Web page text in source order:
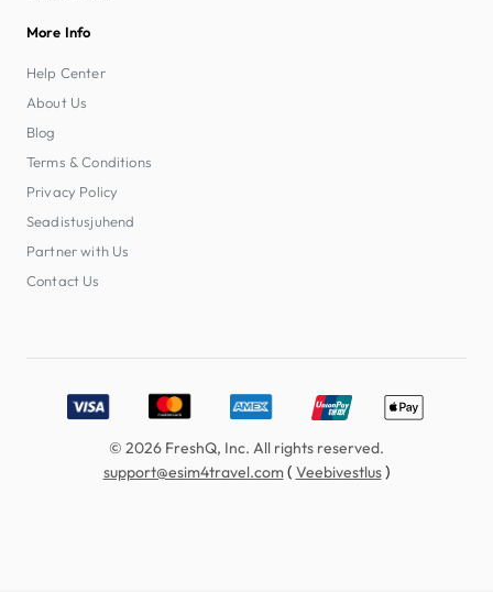
More Info
Help Center
About Us
Blog
Terms & Conditions
Privacy Policy
Seadistusjuhend
Partner with Us
Contact Us
Accepted payment methods: Visa, MasterCard, American
© 2026 FreshQ, Inc. All rights reserved.
support@esim4travel.com( Veebivestlus)